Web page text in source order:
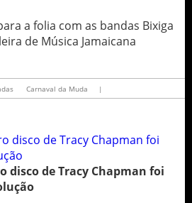
a folia com as bandas Bixiga
de Música Jamaicana
Carnaval da Muda |
disco de Tracy Chapman foi